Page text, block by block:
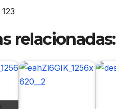
123
relacionadas: